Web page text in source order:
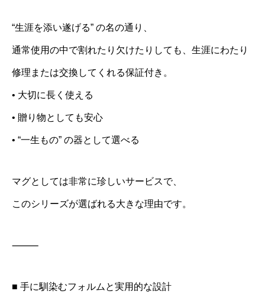
“生涯を添い遂げる” の名の通り、
通常使用の中で割れたり欠けたりしても、生涯にわたり
修理または交換してくれる保証付き。
• 大切に長く使える
• 贈り物としても安心
• “一生もの” の器として選べる
マグとしては非常に珍しいサービスで、
このシリーズが選ばれる大きな理由です。
⸻
■ 手に馴染むフォルムと実用的な設計